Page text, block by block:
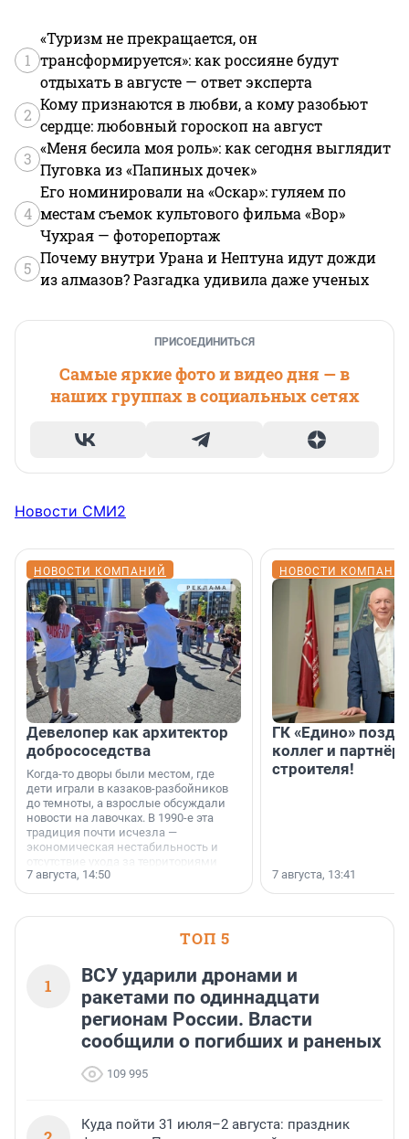
1
«Туризм не прекращается, он
трансформируется»: как россияне будут
отдыхать в августе — ответ эксперта
2
Кому признаются в любви, а кому разобьют
сердце: любовный гороскоп на август
3
«Меня бесила моя роль»: как сегодня выглядит
Пуговка из «Папиных дочек»
4
Его номинировали на «Оскар»: гуляем по
местам съемок культового фильма «Вор»
Чухрая — фоторепортаж
5
Почему внутри Урана и Нептуна идут дожди
из алмазов? Разгадка удивила даже ученых
ПРИСОЕДИНИТЬСЯ
Самые яркие фото и видео дня — в
наших группах в социальных сетях
Новости СМИ2
НОВОСТИ КОМПАНИЙ
Девелопер как архитектор
добрососедства
Когда-то дворы были местом, где
дети играли в казаков-разбойников
до темноты, а взрослые обсуждали
новости на лавочках. В 1990-е эта
традиция почти исчезла —
экономическая нестабильность и
отсутствие ухода за территориями
сделали своё дело.
7 августа, 14:50
НОВОСТИ
ГК «Едино»
коллег и
строителя!
7 августа, 13:41
ТОП 5
1
ВСУ ударили дронами и
ракетами по одиннадцати
регионам России. Власти
сообщили о погибших и раненых
109 995
Куда пойти 31 июля–2 августа: праздник